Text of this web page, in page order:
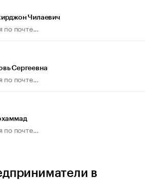
Чилаевич
по почте...
Сергеевна
по почте...
по почте...
в